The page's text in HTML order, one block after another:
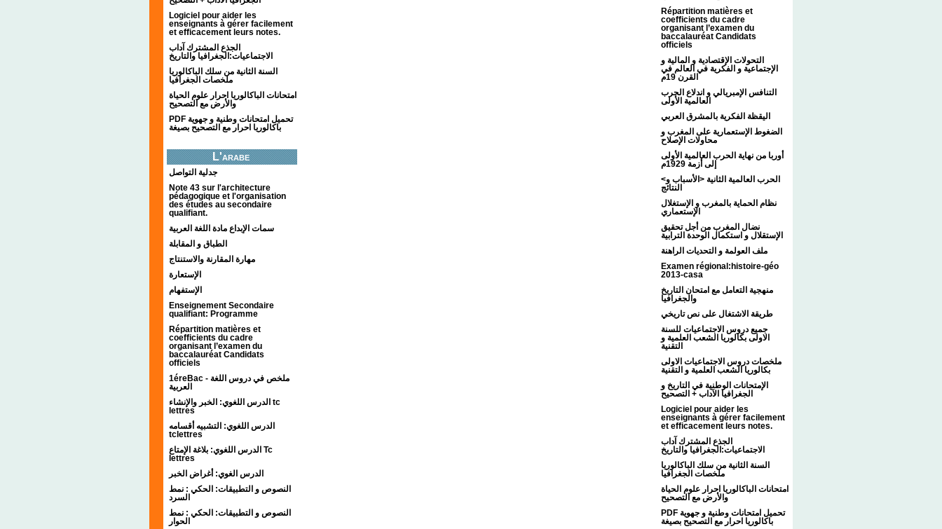
Logiciel pour aider les
enseignants à gérer facilement
et efficacement leurs notes.
الجذع المشترك آداب
الاجتماعيات:الجغرافيا والتاريخ
السنة الثانية من سلك الباكالوريا
ملخصات الجغرافيا
امتحانات الباكالوريا احرار علوم الحياة
والأرض مع التصحيح
PDF تحميل امتحانات وطنية و جهوية
باكالوريا احرار مع التصحيح بصيغة
L'arabe
جدلية التواصل
Note 43 sur l'architecture
pédagogique et l'organisation
des études au secondaire
qualifiant.
سمات الإبداع مادة اللغة العربية
الطباق و المقابلة
مهارة المقارنة والاستنتاج
الإستعارة
الإستفهام
Enseignement Secondaire
qualifiant: Programme
Répartition matières et
coefficients du cadre
organisant l’examen du
baccalauréat Candidats
officiels
1éreBac - ملخص في دروس اللغة
العربية
الدرس اللغوي: الخبر والإنشاء tc
lettres
الدرس اللغوي: التشبيه أقسامه
tclettres
الدرس اللغوي: بلاغة الإمتاع Tc
lettres
الدرس الغوي: أغراض الخبر
النصوص و التطبيقات: الحكي : نمط
السرد
النصوص و التطبيقات: الحكي : نمط
الحوار
Répartition matières et
coefficients du cadre
organisant l’examen du
baccalauréat Candidats
officiels
التحولات الإقتصادية و المالية و
الإجتماعية و الفكرية في العالم في
القرن 19م
التنافس الإمبريالي و اندلاع الحرب
العالمية الأولى
اليقظة الفكرية بالمشرق العربي
الضغوط الإستعمارية على المغرب و
محاولات الإصلاح
أوربا من نهاية الحرب العالمية الأولى
إلى أزمة 1929م
<الحرب العالمية الثانية <الأسباب و
النتائج
نظام الحماية بالمغرب و الإستغلال
الإستعماري
نضال المغرب من أجل تحقيق
الإستقلال و استكمال الوحدة الترابية
ملف العولمة و التحديات الراهنة
Examen régional:histoire-géo
2013-casa
منهجية التعامل مع امتحان التاريخ
والجغرافيا
طريقة الاشتغال على نص تاريخي
جميع دروس الاجتماعيات للسنة
الاولى بكالوريا الشعب العلمية و
التقنية
ملخصات دروس الاجتماعيات الاولى
بكالوريا الشعب العلمية و التقنية
الإمتحانات الوطنية في التاريخ و
الجغرافيا الآداب + التصحيح
Logiciel pour aider les
enseignants à gérer facilement
et efficacement leurs notes.
الجذع المشترك آداب
الاجتماعيات:الجغرافيا والتاريخ
السنة الثانية من سلك الباكالوريا
ملخصات الجغرافيا
امتحانات الباكالوريا احرار علوم الحياة
والأرض مع التصحيح
PDF تحميل امتحانات وطنية و جهوية
باكالوريا احرار مع التصحيح بصيغة